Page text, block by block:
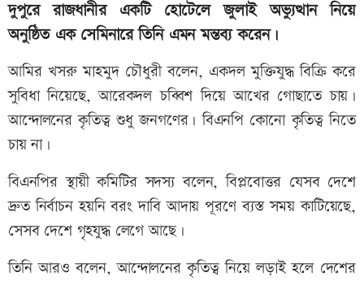
দুপুরে রাজধানীর একটি হোটেলে জুলাই অভ্যুত্থান নিয়ে
অনুষ্ঠিত এক সেমিনারে তিনি এমন মন্তব্য করেন।
আমির খসরু মাহমুদ চৌধুরী বলেন, একদল মুক্তিযুদ্ধ বিক্রি করে
সুবিধা নিয়েছে, আরেকদল চব্বিশ দিয়ে আখের গোছাতে চায়।
আন্দোলনের কৃতিত্ব শুধু জনগণের। বিএনপি কোনো কৃতিত্ব নিতে
চায় না।
বিএনপির স্থায়ী কমিটির সদস্য বলেন, বিপ্লবোত্তর যেসব দেশে
দ্রুত নির্বাচন হয়নি বরং দাবি আদায় পূরণে ব্যস্ত সময় কাটিয়েছে,
সেসব দেশে গৃহযুদ্ধ লেগে আছে।
তিনি আরও বলেন, আন্দোলনের কৃতিত্ব নিয়ে লড়াই হলে দেশের